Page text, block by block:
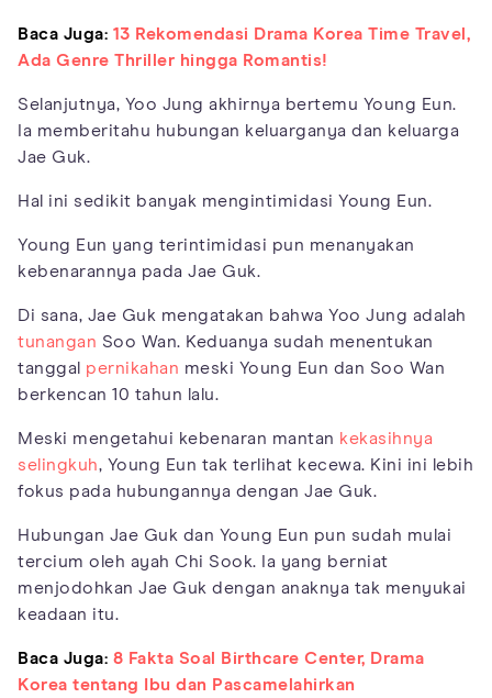
Baca Juga: 13 Rekomendasi Drama Korea Time Travel,
Ada Genre Thriller hingga Romantis!
Selanjutnya, Yoo Jung akhirnya bertemu Young Eun.
Ia memberitahu hubungan keluarganya dan keluarga
Jae Guk.
Hal ini sedikit banyak mengintimidasi Young Eun.
Young Eun yang terintimidasi pun menanyakan
kebenarannya pada Jae Guk.
Di sana, Jae Guk mengatakan bahwa Yoo Jung adalah
tunangan Soo Wan. Keduanya sudah menentukan
tanggal pernikahan meski Young Eun dan Soo Wan
berkencan 10 tahun lalu.
Meski mengetahui kebenaran mantan kekasihnya
selingkuh, Young Eun tak terlihat kecewa. Kini ini lebih
fokus pada hubungannya dengan Jae Guk.
Hubungan Jae Guk dan Young Eun pun sudah mulai
tercium oleh ayah Chi Sook. Ia yang berniat
menjodohkan Jae Guk dengan anaknya tak menyukai
keadaan itu.
Baca Juga: 8 Fakta Soal Birthcare Center, Drama
Korea tentang Ibu dan Pascamelahirkan